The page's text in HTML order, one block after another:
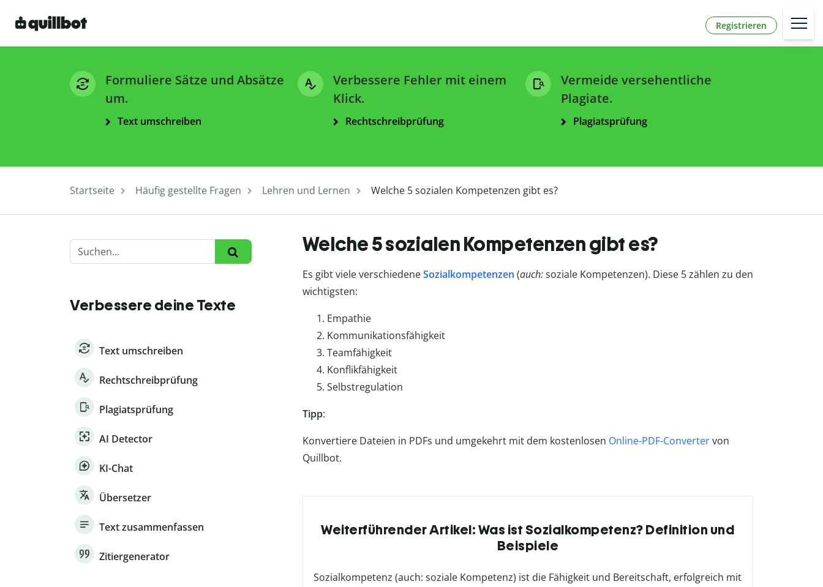
Registrieren
Formuliere Sätze und Absätze
um.
Text umschreiben
Verbessere Fehler mit einem
Klick.
Rechtschreibprüfung
Vermeide versehentliche
Plagiate.
Plagiatsprüfung
Startseite Häufig gestellte Fragen Lehren und Lernen Welche 5 sozialen Kompetenzen gibt es?
Verbessere deine Texte
Text umschreiben
Rechtschreibprüfung
Plagiatsprüfung
AI Detector
KI-Chat
Übersetzer
Text zusammenfassen
Zitiergenerator
Welche 5 sozialen Kompetenzen gibt es?
Es gibt viele verschiedeneSozialkompetenzen (auch:soziale Kompetenzen). Diese 5 zählen zu den
wichtigsten:
Empathie
Kommunikationsfähigkeit
Teamfähigkeit
Konflikfähigkeit
Selbstregulation
Tipp:
Konvertiere Dateien in PDFs und umgekehrt mit dem kostenlosen Online-PDF-Convertervon
Quillbot.
Weiterführender Artikel: Was ist Sozialkompetenz? Definition und
Beispiele
Sozialkompetenz (auch: soziale Kompetenz) ist die Fähigkeit und Bereitschaft, erfolgreich mit